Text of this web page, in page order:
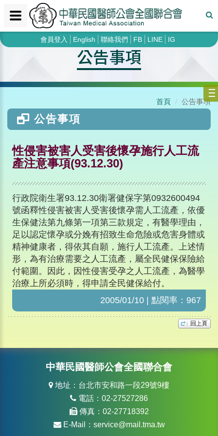
會員登入 English 聯絡我們 FB LINE IG
公告事項
首頁 公告事項
公告事項
性侵害被害人受害後懷孕施行人工流
產注意事項(93.12.30)
行政院衛生署93.12.30衛署健保字第0932600494
號函釋性侵害被害人受害後懷孕需人工流產，依優
生保健法第九條第一項第三款規定，有醫學理由，
足以認定懷孕或分娩有招致生命危險或危害身體或
精神健康者，得依其自願，施行人工流產。上述情
形，為有治療需要之人工流產，屬全民健保保險給
付範圍。因此，因性侵害受孕之人工流產，為醫學
治療上所必須時，得申請全民健保給付。
2005/01/10 | 點閱率：967
中華民國醫師公會全國聯合會
地址：台北市安和路一段29號9樓
電話：02-27527286
傳真：02-27718392
E-Mail： service@mail.tma.tw